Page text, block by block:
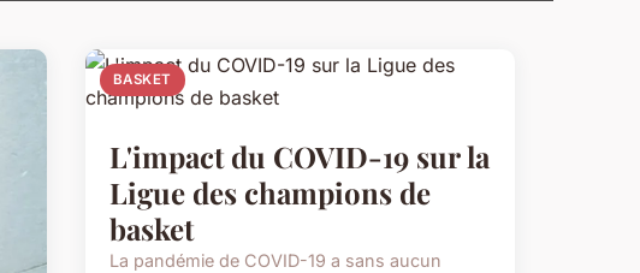
BASKET
L'impact du COVID-19 sur la
Ligue des champions de
basket
La pandémie de COVID-19 a sans aucun